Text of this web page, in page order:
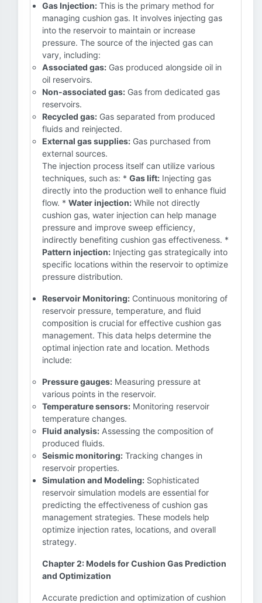
Gas Injection: This is the primary method for
managing cushion gas. It involves injecting gas
into the reservoir to maintain or increase
pressure. The source of the injected gas can
vary, including:
Associated gas: Gas produced alongside oil in
oil reservoirs.
Non-associated gas: Gas from dedicated gas
reservoirs.
Recycled gas: Gas separated from produced
fluids and reinjected.
External gas supplies: Gas purchased from
external sources.
The injection process itself can utilize various
techniques, such as: * Gas lift: Injecting gas
directly into the production well to enhance fluid
flow. * Water injection: While not directly
cushion gas, water injection can help manage
pressure and improve sweep efficiency,
indirectly benefiting cushion gas effectiveness. *
Pattern injection: Injecting gas strategically into
specific locations within the reservoir to optimize
pressure distribution.
Reservoir Monitoring: Continuous monitoring of
reservoir pressure, temperature, and fluid
composition is crucial for effective cushion gas
management. This data helps determine the
optimal injection rate and location. Methods
include:
Pressure gauges: Measuring pressure at
various points in the reservoir.
Temperature sensors: Monitoring reservoir
temperature changes.
Fluid analysis: Assessing the composition of
produced fluids.
Seismic monitoring: Tracking changes in
reservoir properties.
Simulation and Modeling: Sophisticated
reservoir simulation models are essential for
predicting the effectiveness of cushion gas
management strategies. These models help
optimize injection rates, locations, and overall
strategy.
Chapter 2: Models for Cushion Gas Prediction
and Optimization
Accurate prediction and optimization of cushion